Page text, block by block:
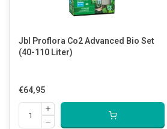
Jbl Proflora Co2 Advanced Bio Set
(40-110 Liter)
€64,95